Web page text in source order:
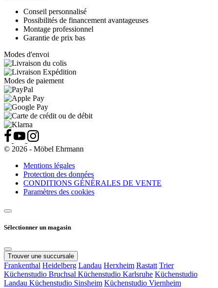
Conseil personnalisé
Possibilités de financement avantageuses
Montage professionnel
Garantie de prix bas
Modes d'envoi
Modes de paiement
© 2026 - Möbel Ehrmann
Mentions légales
Protection des données
CONDITIONS GÉNÉRALES DE VENTE
Paramètres des cookies
Sélectionner un magasin
Trouver une succursale
Frankenthal Heidelberg Landau Herxheim Rastatt Trier
Küchenstudio Bruchsal Küchenstudio Karlsruhe Küchenstudio
Landau Küchenstudio Sinsheim Küchenstudio Viernheim